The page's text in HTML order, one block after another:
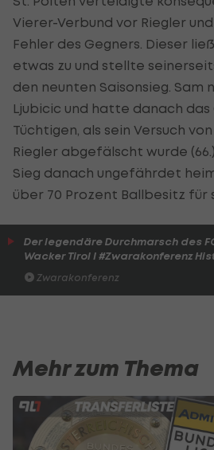
Vierer-Verbund vor Riegler
Fehler des Gegners. Dieser
etwas zu und stellte
den neunten Saisonsieg. Sam
Ljubicic und hatte danach das
Tüchtigen, als sein Versuch
Riegler abgefälscht wurde
Sieg danach ungefährdet
über 70 Prozent Ballbesitz für
Der legendäre Durchmarsch des
Wacker Tirol I #Zwarakonferenz
Zwarakonferenz
Mehr zum Thema